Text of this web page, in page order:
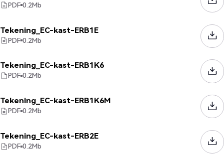
PDF 0.2Mb
Tekening_EC-kast-ERB1E
PDF 0.2Mb
Tekening_EC-kast-ERB1K6
PDF 0.2Mb
Tekening_EC-kast-ERB1K6M
PDF 0.2Mb
Tekening_EC-kast-ERB2E
PDF 0.2Mb